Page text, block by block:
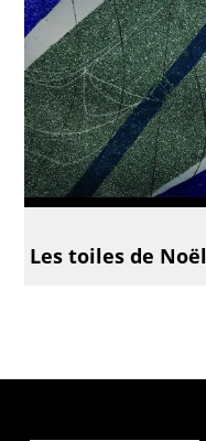
Les toiles de Noël